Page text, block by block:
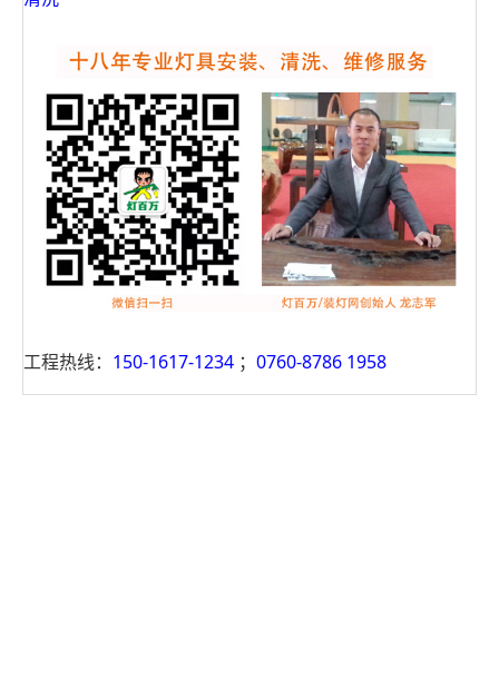
工程热线： 150-1617-1234 ； 0760-8786 1958